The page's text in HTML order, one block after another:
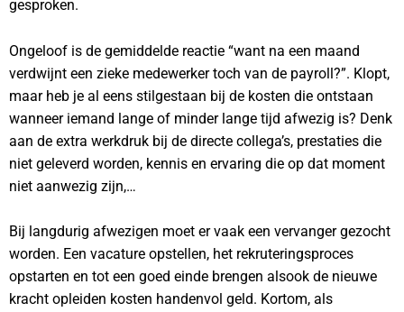
gesproken.
Ongeloof is de gemiddelde reactie “want na een maand
verdwijnt een zieke medewerker toch van de payroll?”. Klopt,
maar heb je al eens stilgestaan bij de kosten die ontstaan
wanneer iemand lange of minder lange tijd afwezig is? Denk
aan de extra werkdruk bij de directe collega’s, prestaties die
niet geleverd worden, kennis en ervaring die op dat moment
niet aanwezig zijn,…
Bij langdurig afwezigen moet er vaak een vervanger gezocht
worden. Een vacature opstellen, het rekruteringsproces
opstarten en tot een goed einde brengen alsook de nieuwe
kracht opleiden kosten handenvol geld. Kortom, als